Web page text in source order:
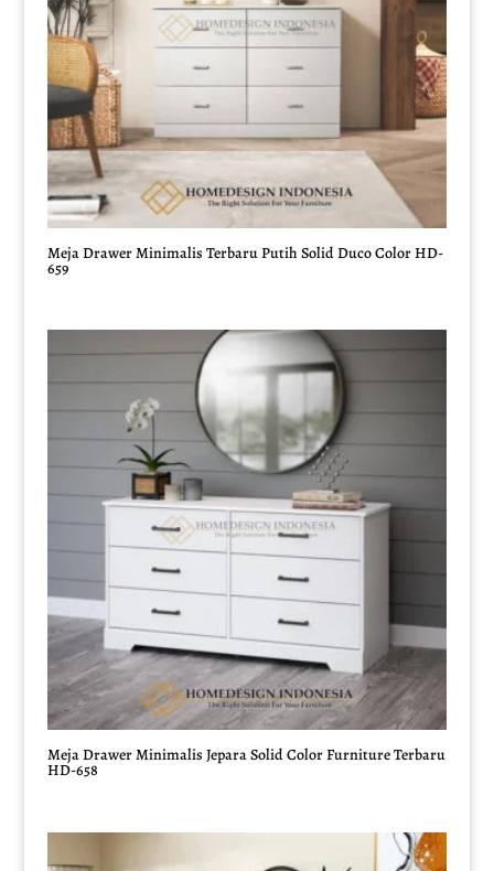
Meja Drawer Minimalis Terbaru Putih Solid Duco Color HD-
659
Meja Drawer Minimalis Jepara Solid Color Furniture Terbaru
HD-658